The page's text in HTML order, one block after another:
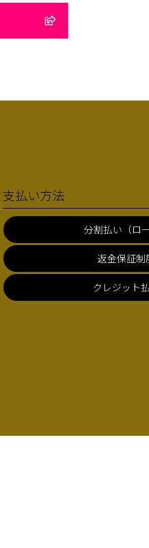
支払い方法
分割払い（ロー
返金保証制
クレジット